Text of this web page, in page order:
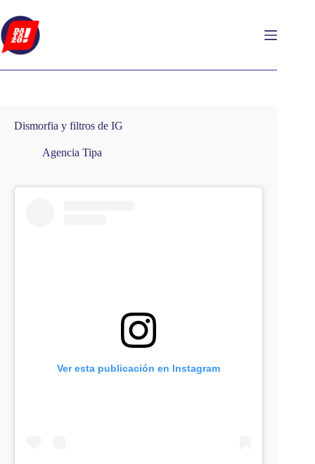
contenido
Dismorfia y filtros de IG
Agencia Tipa
Ver esta publicación en Instagram